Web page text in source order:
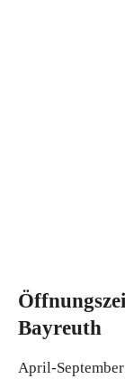
Bayreuth
April-